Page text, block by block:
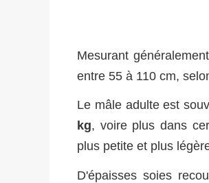
Mesurant généralement
entre 55 à 110 cm,
Le mâle adulte est
kg, voire plus dans
plus petite et plus
D'épaisses soies